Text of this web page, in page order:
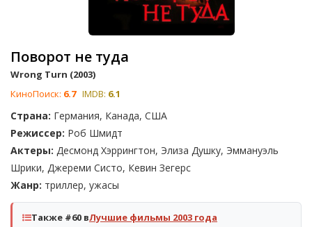
Поворот не туда
Wrong Turn (2003)
КиноПоиск: 6.7 IMDB: 6.1
Страна: Германия, Канада, США
Режиссер: Роб Шмидт
Актеры: Десмонд Хэррингтон, Элиза Душку, Эммануэль
Шрики, Джереми Систо, Кевин Зегерс
Жанр: триллер, ужасы
Также #60 вЛучшие фильмы 2003 года